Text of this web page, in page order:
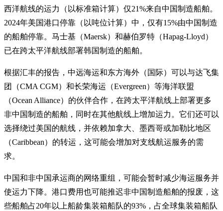
西洋航线的运力（以标准箱计算）仅21%来自中国制造船舶。
2024年美国港口停靠（以吨位计算）中，仅有15%由中国制造
的船舶停靠。马士基（Maersk）和赫伯罗特（Hapag-Lloyd）
已在跨太平洋航线部署韩国制造的船舶。
根据汇丰的报告，中远海运和东方海外（国际）可以与达飞集
团（CMA CGM）和长荣海运（Evergreen）等海洋联盟
（Ocean Alliance）的伙伴合作，在跨太平洋航线上部署更多
非中国制造的船舶，同时在其他航线上增加运力。它们还可以
选择绕过美国的航线，并依赖加拿大、墨西哥或加勒比地区
（Caribbean）的转运，这可能会增加对支线航运服务的需
求。
中国和非中国承运商的网络重组，可能会暂时减少海运服务并
使运力下降。港口费用也可能推迟非中国制造船舶的报废，这
些船舶占20年以上船龄集装箱船队的93%，占全球集装箱船队